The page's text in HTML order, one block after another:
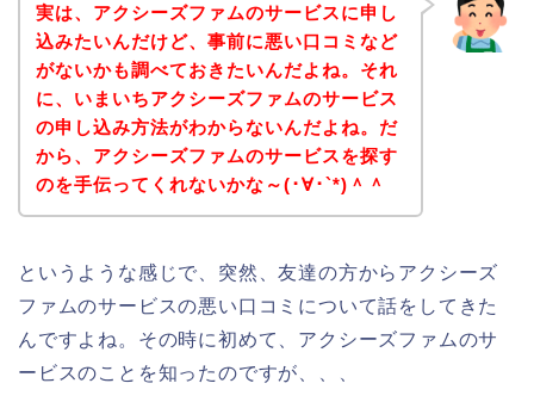
実は、アクシーズファムのサービスに申し
込みたいんだけど、事前に悪い口コミなど
がないかも調べておきたいんだよね。それ
に、いまいちアクシーズファムのサービス
の申し込み方法がわからないんだよね。だ
から、アクシーズファムのサービスを探す
のを手伝ってくれないかな～(･∀･`*)＾＾
というような感じで、突然、友達の方からアクシーズ
ファムのサービスの悪い口コミについて話をしてきた
んですよね。その時に初めて、アクシーズファムのサ
ービスのことを知ったのですが、、、